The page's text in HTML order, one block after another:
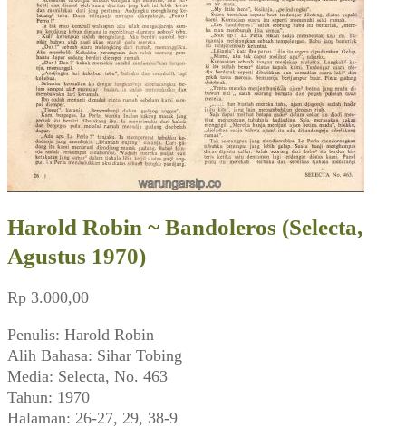
Harold Robin ~ Bandoleros (Selecta,
Agustus 1970)
Rp 3.000,00
Penulis: Harold Robin
Alih Bahasa: Sihar Tobing
Media: Selecta, No. 463
Tahun: 1970
Halaman: 26-27, 29, 38-9